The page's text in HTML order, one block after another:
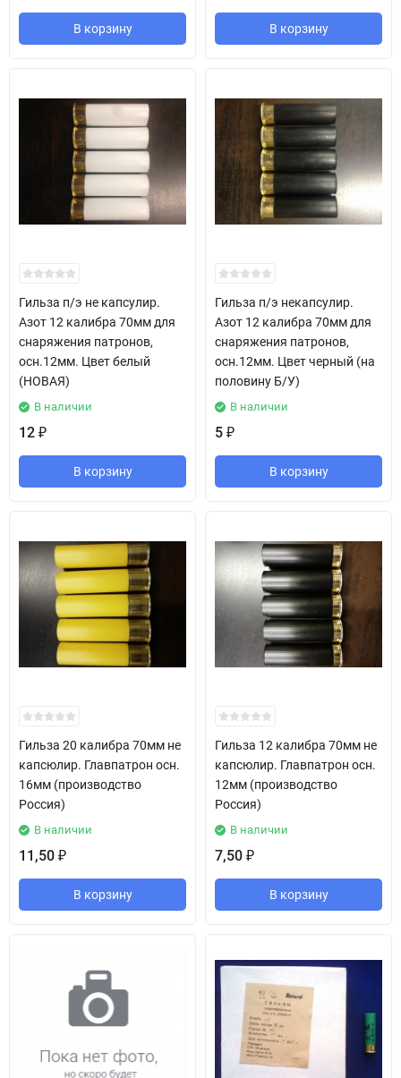
В корзину В корзину
Гильза п/э не капсулир.
Азот 12 калибра 70мм для
снаряжения патронов,
осн.12мм. Цвет белый
(НОВАЯ)
В наличии
12 ₽
В корзину
Гильза п/э некапсулир.
Азот 12 калибра 70мм для
снаряжения патронов,
осн.12мм. Цвет черный (на
половину Б/У)
В наличии
5 ₽
В корзину
Гильза 20 калибра 70мм не
капсюлир. Главпатрон осн.
16мм (производство
Россия)
В наличии
11,50 ₽
В корзину
Гильза 12 калибра 70мм не
капсюлир. Главпатрон осн.
12мм (производство
Россия)
В наличии
7,50 ₽
В корзину